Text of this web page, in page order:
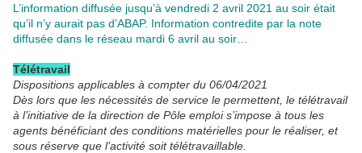
L’information diffusée jusqu’à vendredi 2 avril 2021 au soir était
qu’il n’y aurait pas d’ABAP. Information contredite par la note
diffusée dans le réseau mardi 6 avril au soir…
Télétravail
Dispositions applicables à compter du 06/04/2021
Dès lors que les nécessités de service le permettent, le télétravail
à l’initiative de la direction de Pôle emploi s’impose à tous les
agents bénéficiant des conditions matérielles pour le réaliser, et
sous réserve que l’activité soit télétravaillable.